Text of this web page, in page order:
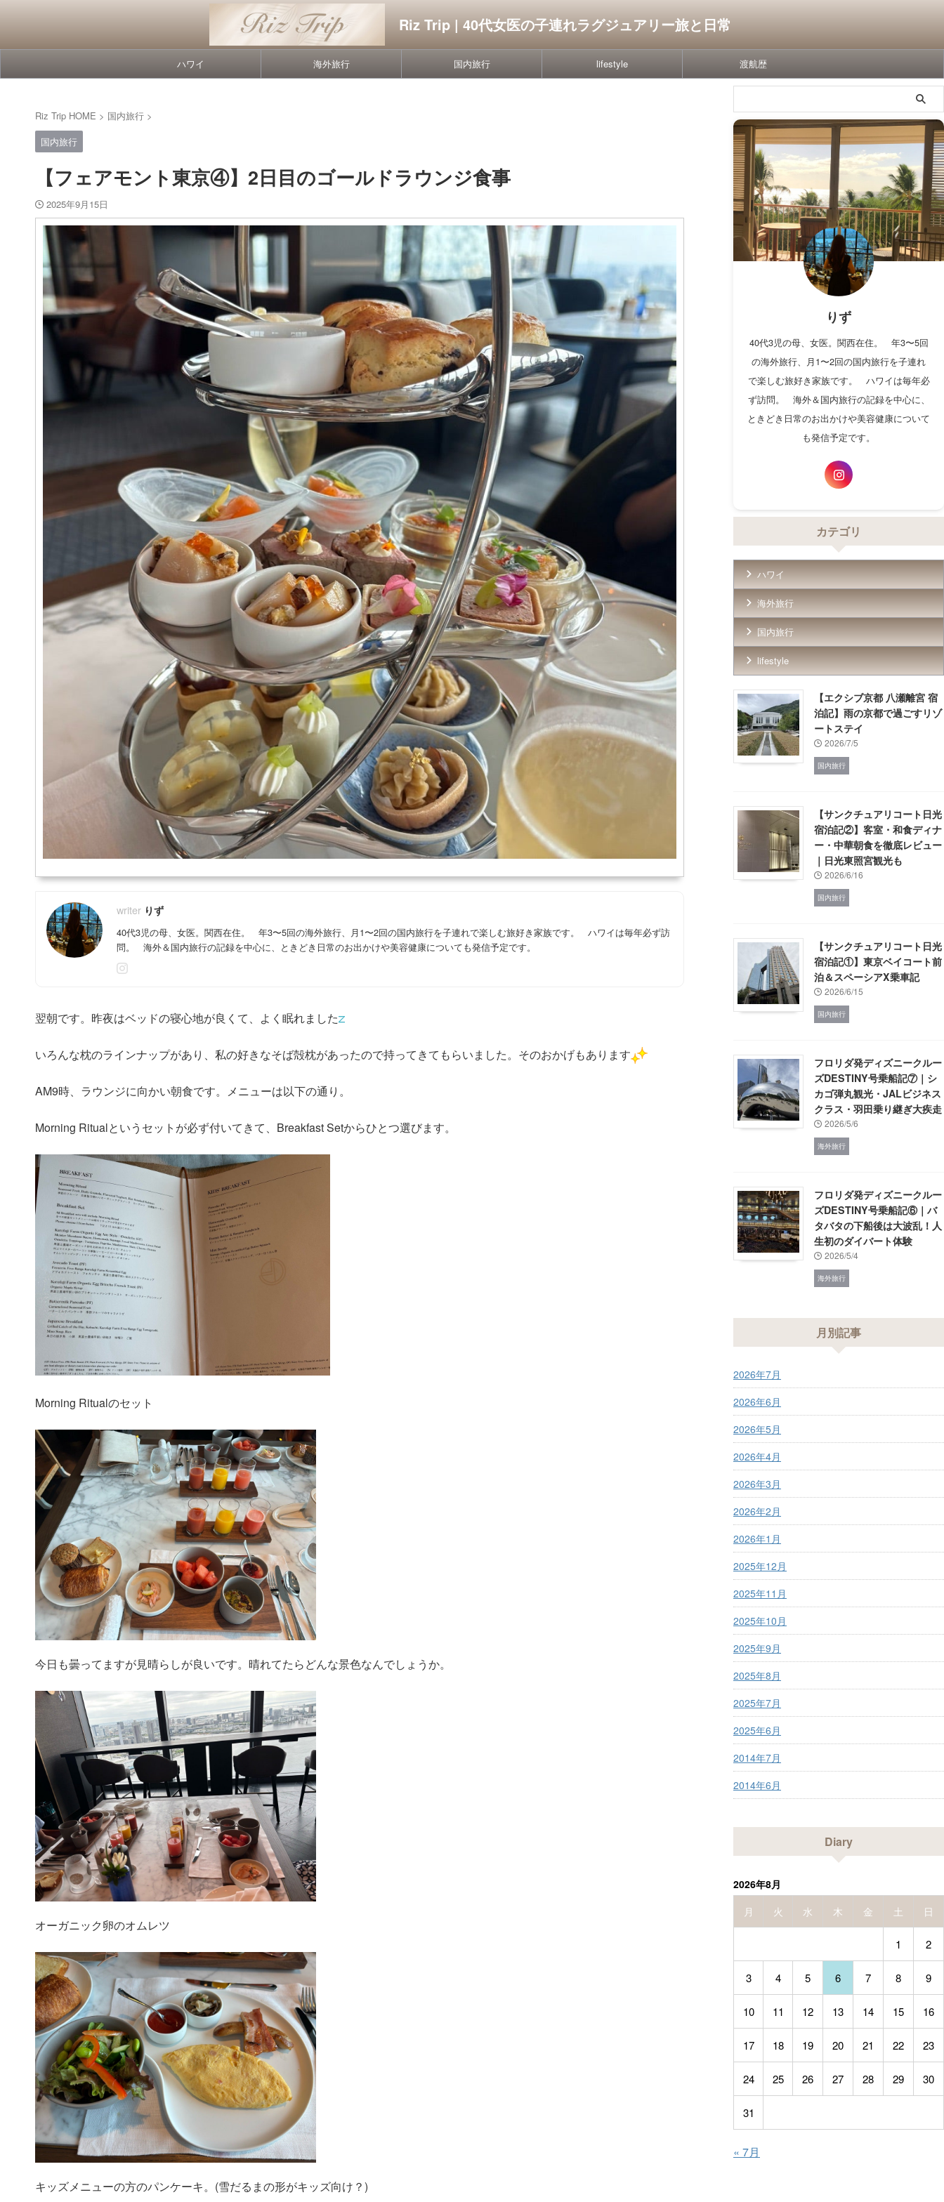
Riz Trip | 40代女医の子連れラグジュアリー旅と日常
ハワイ 海外旅行 国内旅行 lifestyle 渡航歴
Riz Trip HOME > 国内旅行 >
国内旅行
【フェアモント東京④】2日目のゴールドラウンジ食事
2025年9月15日
りず
40代3児の母、女医。関西在住。 年3〜5回の海外旅行、月1〜2回の国内旅行を子連れで楽しむ旅好き家族です。 ハワイは毎年必ず訪
問。 海外＆国内旅行の記録を中心に、ときどき日常のお出かけや美容健康についても発信予定です。
翌朝です。昨夜はベッドの寝心地が良くて、よく眠れました
いろんな枕のラインナップがあり、私の好きなそば殻枕があったので持ってきてもらいました。そのおかげもあります
AM9時、ラウンジに向かい朝食です。メニューは以下の通り。
Morning Ritualというセットが必ず付いてきて、Breakfast Setからひとつ選びます。
Morning Ritualのセット
今日も曇ってますが見晴らしが良いです。晴れてたらどんな景色なんでしょうか。
オーガニック卵のオムレツ
キッズメニューの方のパンケーキ。(雪だるまの形がキッズ向け？)
りず
40代3児の母、女医。関西在住。 年3〜5回
の海外旅行、月1〜2回の国内旅行を子連れ
で楽しむ旅好き家族です。 ハワイは毎年必
ず訪問。 海外＆国内旅行の記録を中心に、
ときどき日常のお出かけや美容健康について
も発信予定です。
カテゴリ
ハワイ
海外旅行
国内旅行
lifestyle
【エクシブ京都 八瀬離宮 宿
泊記】雨の京都で過ごすリゾ
ートステイ
2026/7/5
国内旅行
【サンクチュアリコート日光
宿泊記②】客室・和食ディナ
ー・中華朝食を徹底レビュー
｜日光東照宮観光も
2026/6/16
国内旅行
【サンクチュアリコート日光
宿泊記①】東京ベイコート前
泊＆スペーシアX乗車記
2026/6/15
国内旅行
フロリダ発ディズニークルー
ズDESTINY号乗船記⑦｜シ
カゴ弾丸観光・JALビジネス
クラス・羽田乗り継ぎ大疾走
2026/5/6
海外旅行
フロリダ発ディズニークルー
ズDESTINY号乗船記⑥｜バ
タバタの下船後は大波乱！人
生初のダイバート体験
2026/5/4
海外旅行
月別記事
2026年7月
2026年6月
2026年5月
2026年4月
2026年3月
2026年2月
2026年1月
2025年12月
2025年11月
2025年10月
2025年9月
2025年8月
2025年7月
2025年6月
2014年7月
2014年6月
Diary
2026年8月
月
火 水 木 金 土 日
1 2
3 4 5 6 7 8 9
10 11 12 13 14 15 16
17 18 19 20 21 22 23
24 25 26 27 28 29 30
31
« 7月